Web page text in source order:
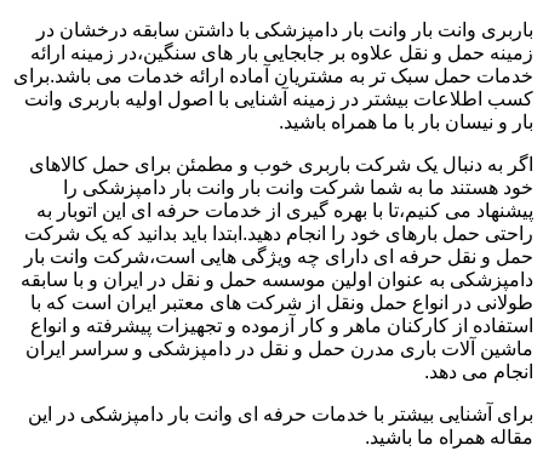
باربری وانت بار وانت بار دامپزشکی با داشتن سابقه درخشان در
زمینه حمل و نقل علاوه بر جابجایی بار های سنگین،در زمینه ارائه
خدمات حمل سبک تر به مشتریان آماده ارائه خدمات می باشد.برای
کسب اطلاعات بیشتر در زمینه آشنایی با اصول اولیه باربری وانت
بار و نیسان بار با ما همراه باشید.
اگر به دنبال یک شرکت باربری خوب و مطمئن برای حمل کالاهای
خود هستند ما به شما شرکت وانت بار وانت بار دامپزشکی را
پیشنهاد می کنیم،تا با بهره گیری از خدمات حرفه ای این اتوبار به
راحتی حمل بارهای خود را انجام دهید.ابتدا باید بدانید که یک شرکت
حمل و نقل حرفه ای دارای چه ویژگی هایی است،شرکت وانت بار
دامپزشکی به عنوان اولین موسسه حمل و نقل در ایران و با سابقه
طولانی در انواع حمل ونقل از شرکت های معتبر ایران است که با
استفاده از کارکنان ماهر و کار آزموده و تجهیزات پیشرفته و انواع
ماشین آلات باری مدرن حمل و نقل در دامپزشکی و سراسر ایران
انجام می دهد.
برای آشنایی بیشتر با خدمات حرفه ای وانت بار دامپزشکی در این
مقاله همراه ما باشید.